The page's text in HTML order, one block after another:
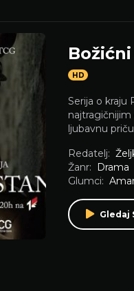
HD
Serija o kraju
najtragičnijim
ljubavnu
Redatelj:
Žanr:
Drama
Glumci:
Gledaj